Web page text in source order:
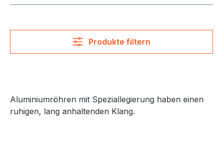
Produkte filtern
Aluminiumröhren mit Speziallegierung haben einen
ruhigen, lang anhaltenden Klang.